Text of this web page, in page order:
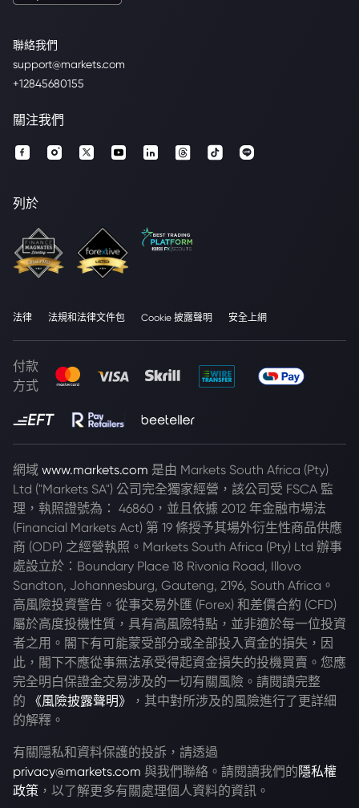
聯絡我們
support@markets.com
+12845680155
關注我們
列於
法律 法規和法律文件包 Cookie 披露聲明 安全上網
付款
方式
網域 www.markets.com 是由 Markets South Africa (Pty)
Ltd ("Markets SA") 公司完全獨家經營，該公司受 FSCA 監
理，執照證號為： 46860，並且依據 2012 年金融市場法
(Financial Markets Act) 第 19 條授予其場外衍生性商品供應
商 (ODP) 之經營執照。Markets South Africa (Pty) Ltd 辦事
處設立於：Boundary Place 18 Rivonia Road, Illovo
Sandton, Johannesburg, Gauteng, 2196, South Africa。
高風險投資警告。從事交易外匯 (Forex) 和差價合約 (CFD)
屬於高度投機性質，具有高風險特點，並非適於每一位投資
者之用。閣下有可能蒙受部分或全部投入資金的損失，因
此，閣下不應從事無法承受得起資金損失的投機買賣。您應
完全明白保證金交易涉及的一切有關風險。請閱讀完整
的
《風險披露聲明》
，其中對所涉及的風險進行了更詳細
的解釋。
有關隱私和資料保護的投訴，請透過
privacy@markets.com 與我們聯絡。請閱讀我們的 隱私權
政策 ，以了解更多有關處理個人資料的資訊。